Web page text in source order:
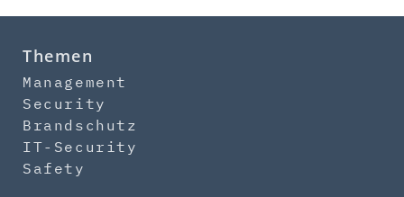
Themen
Management
Security
Brandschutz
IT-Security
Safety